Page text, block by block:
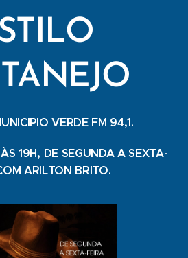
VERDE FM 94,1.
19H, DE SEGUNDA A SEXTA-
ARILTON BRITO.